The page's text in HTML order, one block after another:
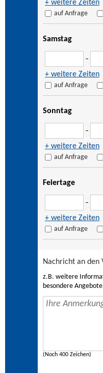
+ weitere Zeiten
auf Anfrage
Samstag
–
+ weitere Zeiten
auf Anfrage
Sonntag
–
+ weitere Zeiten
auf Anfrage
Feiertage
–
+ weitere Zeiten
auf Anfrage
Nachricht an den
z.B. weitere
besondere
(Noch 400 Zeichen)